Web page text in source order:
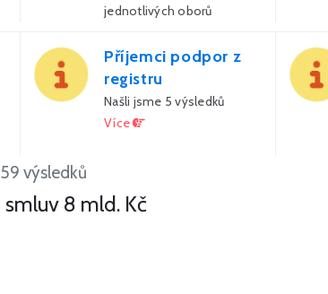
jednotlivých oborů
Příjemci podpor z
registru
Našli jsme 5 výsledků
Více
výsledků
smluv 8 mld. Kč